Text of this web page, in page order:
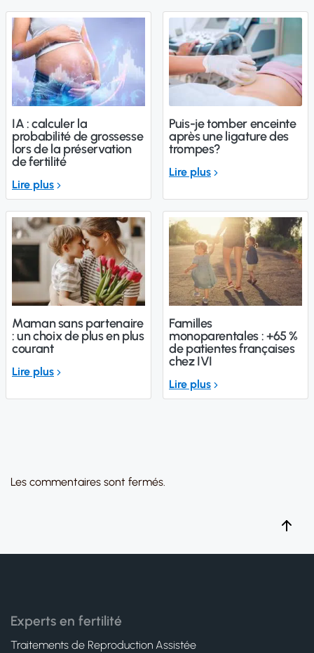
IA : calculer la
probabilité de grossesse
lors de la préservation
de fertilité
Lire plus
Puis-je tomber enceinte
après une ligature des
trompes?
Lire plus
Maman sans partenaire
: un choix de plus en plus
courant
Lire plus
Familles
monoparentales : +65 %
de patientes françaises
chez IVI
Lire plus
Les commentaires sont fermés.
Experts en fertilité
Traitements de Reproduction Assistée